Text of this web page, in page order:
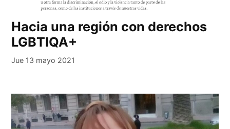
Hacia una región con derechos
LGBTIQA+
Jue 13 mayo 2021